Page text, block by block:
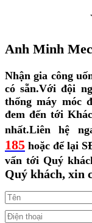
Anh Minh
Nhận gia công
có sẵn.Với đội
thống máy móc
đem đến tới
nhất.Liên hệ
185 hoặc để lại
vấn tới Quý
Quý khách, xin